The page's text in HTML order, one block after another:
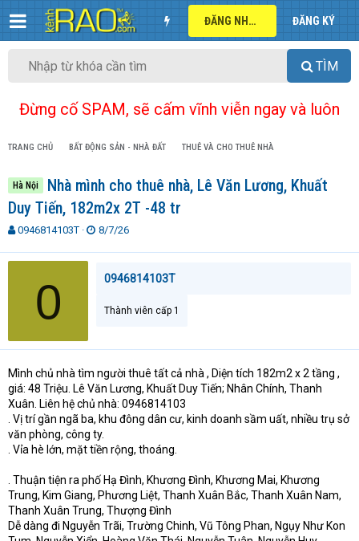
ĐĂNG NHẬP ĐĂNG KÝ
TÌM
Đừng cố SPAM, sẽ cấm vĩnh viễn ngay và luôn
TRANG CHỦ BẤT ĐỘNG SẢN - NHÀ ĐẤT THUÊ VÀ CHO THUÊ NHÀ
Hà Nội
Nhà mình cho thuê nhà, Lê Văn Lương, Khuất
Duy Tiến, 182m2x 2T -48 tr
T
r
a
t
e
r
0946814103T
N
8/7/26
0 0946814103T
Thành viên cấp 1
Mình chủ nhà tìm người thuê tất cả nhà , Diện tích 182m2 x 2 tầng ,
giá: 48 Triệu. Lê Văn Lương, Khuất Duy Tiến; Nhân Chính, Thanh
Xuân. Liên hệ chủ nhà: 0946814103
. Vị trí gần ngã ba, khu đông dân cư, kinh doanh sầm uất, nhiều trụ sở
văn phòng, công ty.
. Vỉa hè lớn, mặt tiền rộng, thoáng.
. Thuận tiện ra phố Hạ Đình, Khương Đình, Khương Mai, Khương
Trung, Kim Giang, Phương Liệt, Thanh Xuân Bắc, Thanh Xuân Nam,
Thanh Xuân Trung, Thượng Đình
Dễ dàng đi Nguyễn Trãi, Trường Chinh, Vũ Tông Phan, Ngụy Như Kon